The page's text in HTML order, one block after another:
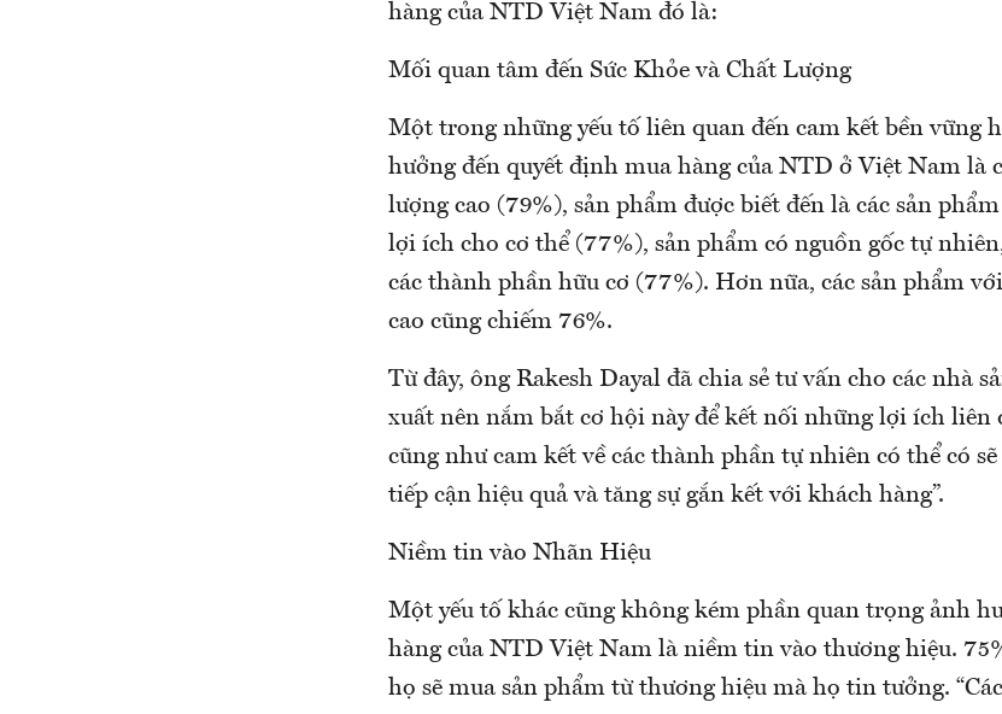
hàng của NTD Việt Nam đó là:
Mối quan tâm đến Sức Khỏe và Chất Lượng
Một trong những yếu tố liên quan đến cam kết bền vững
hưởng đến quyết định mua hàng của NTD ở Việt Nam là
lượng cao (79%), sản phẩm được biết đến là các sản
lợi ích cho cơ thể (77%), sản phẩm có nguồn gốc tự
các thành phần hữu cơ (77%). Hơn nữa, các sản phẩm
cao cũng chiếm 76%.
Từ đây, ông Rakesh Dayal đã chia sẻ tư vấn cho các nhà
xuất nên nắm bắt cơ hội này để kết nối những lợi ích liên
cũng như cam kết về các thành phần tự nhiên có thể có
tiếp cận hiệu quả và tăng sự gắn kết với khách hàng”.
Niềm tin vào Nhãn Hiệu
Một yếu tố khác cũng không kém phần quan trọng ảnh
hàng của NTD Việt Nam là niềm tin vào thương hiệu.
họ sẽ mua sản phẩm từ thương hiệu mà họ tin tưởng.